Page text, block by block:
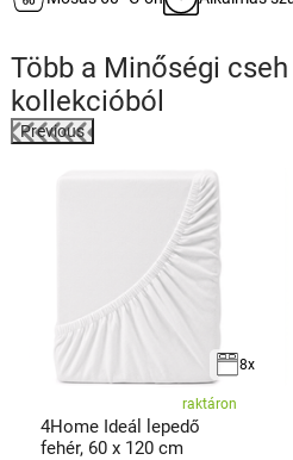
Több a Minőségi
kollekcióból
Previous
8x
raktáron
4Home Ideál lepedő
fehér, 60 x 120 cm